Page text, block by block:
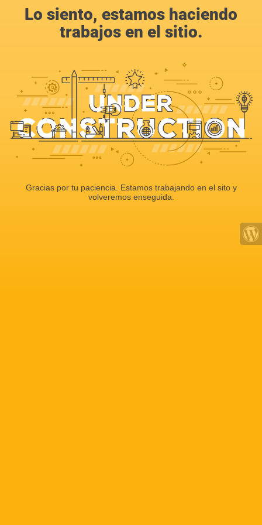
Lo siento, estamos haciendo
trabajos en el sitio.
Gracias por tu paciencia. Estamos trabajando en el sito y
volveremos enseguida.